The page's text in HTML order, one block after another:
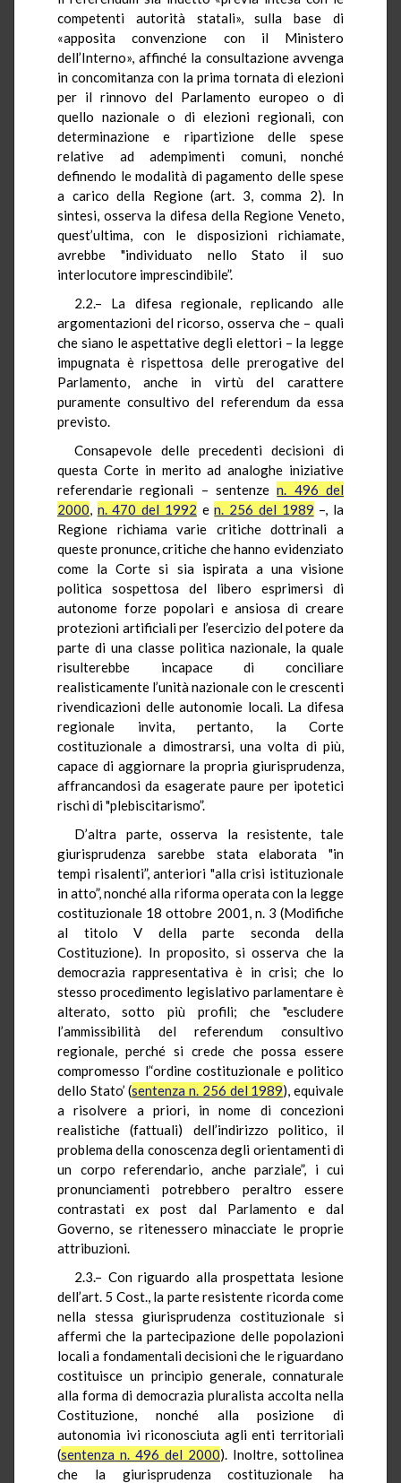
competenti autorità statali», sulla base di
«apposita convenzione con il Ministero
dell’Interno», affinché la consultazione avvenga
in concomitanza con la prima tornata di elezioni
per il rinnovo del Parlamento europeo o di
quello nazionale o di elezioni regionali, con
determinazione e ripartizione delle spese
relative ad adempimenti comuni, nonché
definendo le modalità di pagamento delle spese
a carico della Regione (art. 3, comma 2). In
sintesi, osserva la difesa della Regione Veneto,
quest’ultima, con le disposizioni richiamate,
avrebbe "individuato nello Stato il suo
interlocutore imprescindibile”.
2.2.– La difesa regionale, replicando alle
argomentazioni del ricorso, osserva che – quali
che siano le aspettative degli elettori – la legge
impugnata è rispettosa delle prerogative del
Parlamento, anche in virtù del carattere
puramente consultivo del referendum da essa
previsto.
Consapevole delle precedenti decisioni di
questa Corte in merito ad analoghe iniziative
referendarie regionali – sentenzen. 496 del
2000, n. 470 del 1992 en. 256 del 1989 –, la
Regione richiama varie critiche dottrinali a
queste pronunce, critiche che hanno evidenziato
come la Corte si sia ispirata a una visione
politica sospettosa del libero esprimersi di
autonome forze popolari e ansiosa di creare
protezioni artificiali per l’esercizio del potere da
parte di una classe politica nazionale, la quale
risulterebbe incapace di conciliare
realisticamente l’unità nazionale con le crescenti
rivendicazioni delle autonomie locali. La difesa
regionale invita, pertanto, la Corte
costituzionale a dimostrarsi, una volta di più,
capace di aggiornare la propria giurisprudenza,
affrancandosi da esagerate paure per ipotetici
rischi di "plebiscitarismo”.
D’altra parte, osserva la resistente, tale
giurisprudenza sarebbe stata elaborata "in
tempi risalenti”, anteriori "alla crisi istituzionale
in atto”, nonché alla riforma operata con la legge
costituzionale 18 ottobre 2001, n. 3 (Modifiche
al titolo V della parte seconda della
Costituzione). In proposito, si osserva che la
democrazia rappresentativa è in crisi; che lo
stesso procedimento legislativo parlamentare è
alterato, sotto più profili; che "escludere
l’ammissibilità del referendum consultivo
regionale, perché si crede che possa essere
compromesso l’‘ordine costituzionale e politico
dello Stato’ (sentenza n. 256 del 1989), equivale
a risolvere a priori, in nome di concezioni
realistiche (fattuali) dell’indirizzo politico, il
problema della conoscenza degli orientamenti di
un corpo referendario, anche parziale”, i cui
pronunciamenti potrebbero peraltro essere
contrastati ex post dal Parlamento e dal
Governo, se ritenessero minacciate le proprie
attribuzioni.
2.3.– Con riguardo alla prospettata lesione
dell’art. 5 Cost., la parte resistente ricorda come
nella stessa giurisprudenza costituzionale si
affermi che la partecipazione delle popolazioni
locali a fondamentali decisioni che le riguardano
costituisce un principio generale, connaturale
alla forma di democrazia pluralista accolta nella
Costituzione, nonché alla posizione di
autonomia ivi riconosciuta agli enti territoriali
(sentenza n. 496 del 2000). Inoltre, sottolinea
che la giurisprudenza costituzionale ha